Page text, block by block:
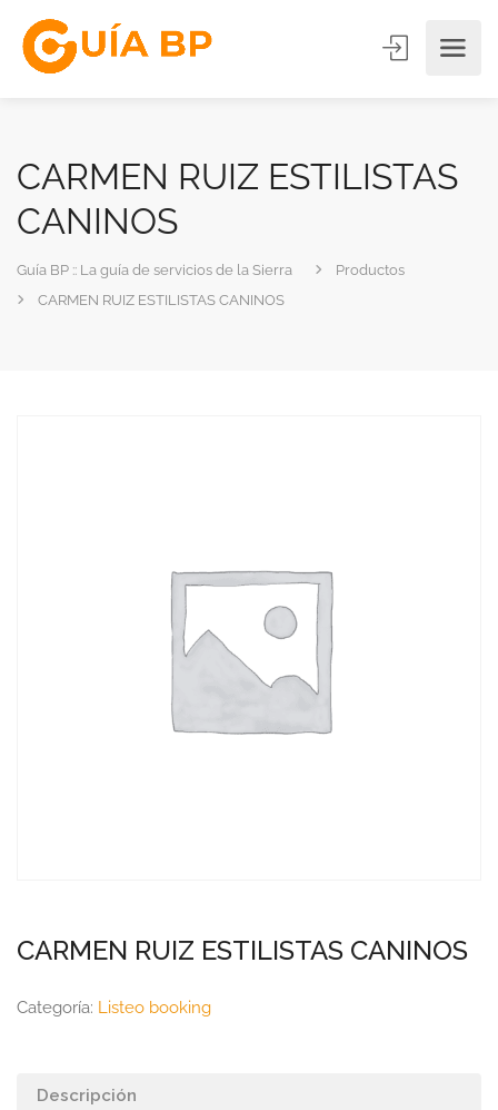
CARMEN RUIZ ESTILISTAS
CANINOS
Guía BP :: La guía de servicios de la Sierra
Productos
CARMEN RUIZ ESTILISTAS CANINOS
CARMEN RUIZ ESTILISTAS CANINOS
Categoría: Listeo booking
Descripción